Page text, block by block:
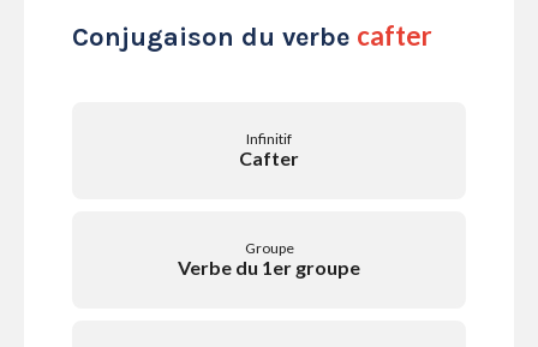
Conjugaison du verbe cafter
Infinitif
Cafter
Groupe
Verbe du 1er groupe